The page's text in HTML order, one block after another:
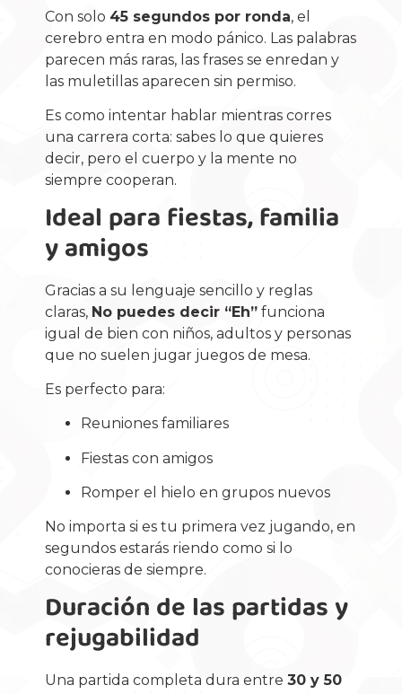
Con solo 45 segundos por ronda, el
cerebro entra en modo pánico. Las palabras
parecen más raras, las frases se enredan y
las muletillas aparecen sin permiso.
Es como intentar hablar mientras corres
una carrera corta: sabes lo que quieres
decir, pero el cuerpo y la mente no
siempre cooperan.
Ideal para fiestas, familia
y amigos
Gracias a su lenguaje sencillo y reglas
claras, No puedes decir “Eh” funciona
igual de bien con niños, adultos y personas
que no suelen jugar juegos de mesa.
Es perfecto para:
Reuniones familiares
Fiestas con amigos
Romper el hielo en grupos nuevos
No importa si es tu primera vez jugando, en
segundos estarás riendo como si lo
conocieras de siempre.
Duración de las partidas y
rejugabilidad
Una partida completa dura entre 30 y 50